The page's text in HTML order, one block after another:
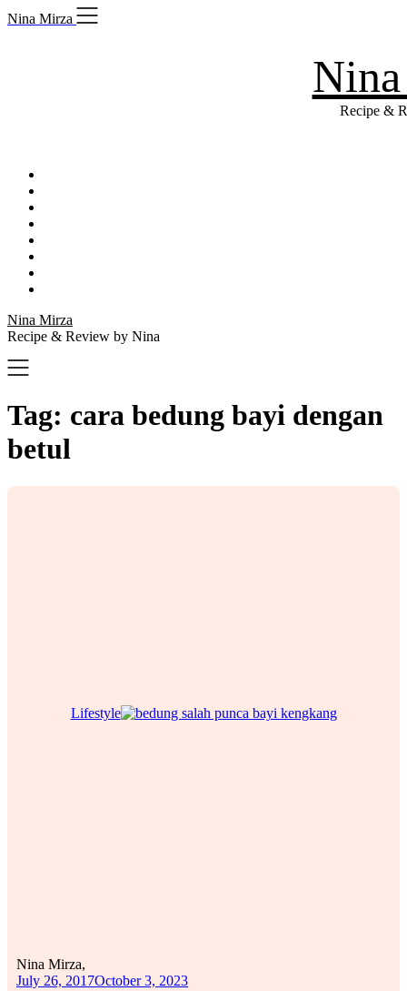
Skip
to
Nina Mirza
Recipe &
Nina Mirza
Recipe & Review by Nina
Tag: cara bedung bayi dengan
betul
Lifestyle
Nina Mirza,
July 26, 2017October 3, 2023